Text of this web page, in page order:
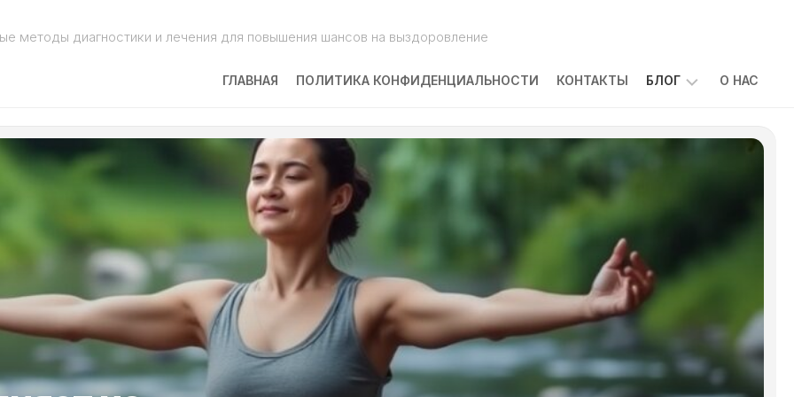
методы диагностики и лечения для повышения шансов на выздоровление
ГЛАВНАЯ ПОЛИТИКА КОНФИДЕНЦИАЛЬНОСТИ КОНТАКТЫ БЛОГ
ПОБОЧНЫЕ
С
СПРАВЛЯТЬСЯ
ПРИЧИНЫ
ЗАБОЛЕВАНИЯ
О НАС